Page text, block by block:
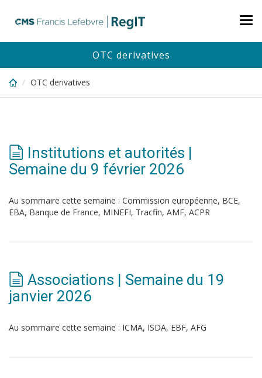
content
OTC derivatives
OTC derivatives
Institutions et autorités |
Semaine du 9 février 2026
Au sommaire cette semaine : Commission européenne, BCE,
EBA, Banque de France, MINEFI, Tracfin, AMF, ACPR
Associations | Semaine du 19
janvier 2026
Au sommaire cette semaine : ICMA, ISDA, EBF, AFG